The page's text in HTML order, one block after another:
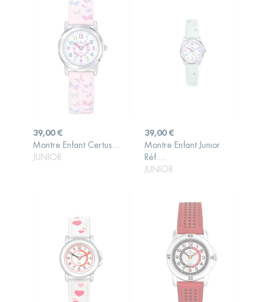
Prix
39,00 €
Montre Enfant Certus...
JUNIOR
AJOUTER AU
Prix
39,00 €
Montre Enfant Junior
Réf....
JUNIOR
AJOUTER AU